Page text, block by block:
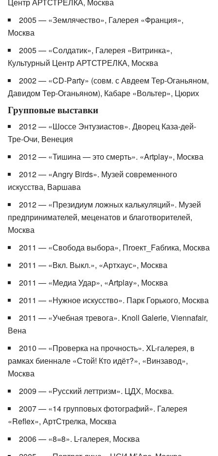
Центр АРТСТРЕЛКА, Москва
2005 — «Землячество», Галерея «Франция»,
Москва
2005 — «Солдатик», Галерея «Витринка»,
Культурный Центр АРТСТРЕЛКА, Москва
2002 — «CD-Party» (совм. с Авдеем Тер-Оганьяном,
Давидом Тер-Оганьяном), Кабаре «Вольтер», Цюрих
Групповые выставки
2012 — «Шоссе Энтузиастов». Дворец Каза-дей-
Тре-Очи, Венеция
2012 — «Тишина — это смерть». «Artplay», Москва
2012 — «Angry Birds». Музей современного
искусства, Варшава
2012 — «Президиум ложных калькуляций». Музей
предпринимателей, меценатов и благотворителей,
Москва
2011 — «Свобода выбора», Пrоект_Fабrика, Москва
2011 — «Вкл. Выкл.», «Артхаус», Москва
2011 — «Медиа Удар», «Artplay», Москва
2011 — «Нужное искусство». Парк Горького, Москва
2011 — «Учебная тревога». Knoll Galerie, Viennafair,
Вена
2010 — «Проверка на прочность». XL-галерея, в
рамках биеннале «Стой! Кто идёт?», «Винзавод»,
Москва
2009 — «Русский леттризм». ЦДХ, Москва.
2007 — «14 групповых фотографий». Галерея
«Reflex», АртСтрелка, Москва
2006 — «8=8». L-галерея, Москва